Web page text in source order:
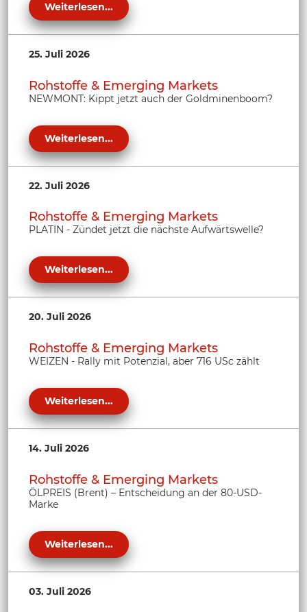
Weiterlesen...
25. Juli 2026
Rohstoffe & Emerging Markets
NEWMONT: Kippt jetzt auch der Goldminenboom?
Weiterlesen...
22. Juli 2026
Rohstoffe & Emerging Markets
PLATIN - Zündet jetzt die nächste Aufwärtswelle?
Weiterlesen...
20. Juli 2026
Rohstoffe & Emerging Markets
WEIZEN - Rally mit Potenzial, aber 716 USc zählt
Weiterlesen...
14. Juli 2026
Rohstoffe & Emerging Markets
ÖLPREIS (Brent) – Entscheidung an der 80-USD-
Marke
Weiterlesen...
03. Juli 2026